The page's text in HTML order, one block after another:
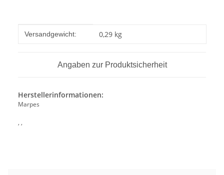
Produkteigenschaft
Wert
Versandgewicht: 0,29 kg
Angaben zur Produktsicherheit
Herstellerinformationen:
Marpes
, ,